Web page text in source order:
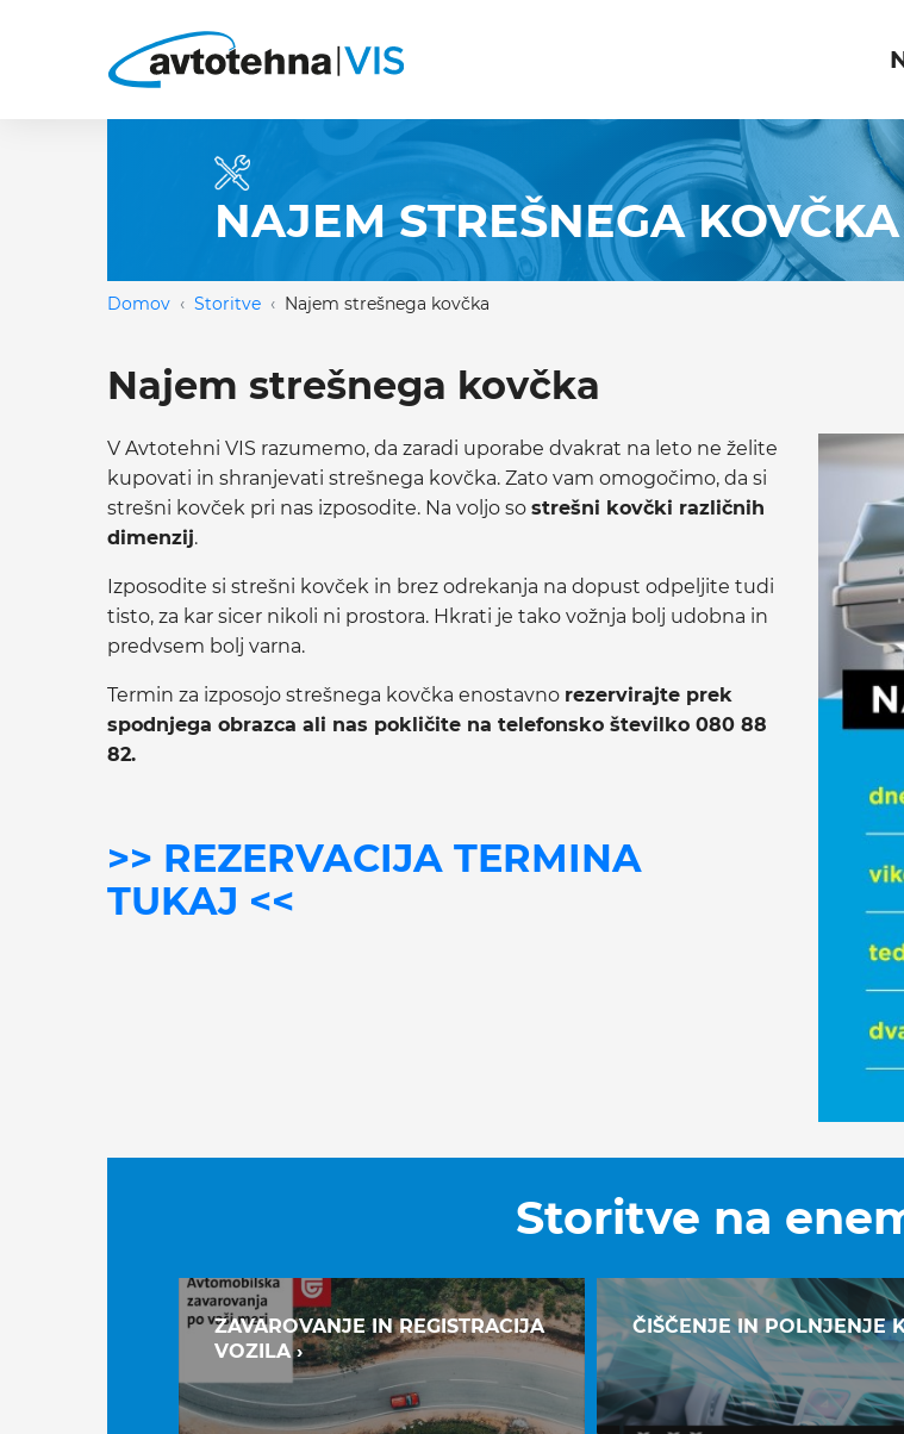
NAJEM STREŠNEGA KOVČKA
Domov Storitve Najem strešnega kovčka
Najem strešnega kovčka
V Avtotehni VIS razumemo, da zaradi uporabe dvakrat na leto ne želite
kupovati in shranjevati strešnega kovčka. Zato vam omogočimo, da si
strešni kovček pri nas izposodite. Na voljo so strešni kovčki različnih
dimenzij.
Izposodite si strešni kovček in brez odrekanja na dopust odpeljite tudi
tisto, za kar sicer nikoli ni prostora. Hkrati je tako vožnja bolj udobna in
predvsem bolj varna.
Termin za izposojo strešnega kovčka enostavno rezervirajte prek
spodnjega obrazca ali nas pokličite na telefonsko številko 080 88
82.
>> REZERVACIJA TERMINA
TUKAJ <<
Storitve na
ZAVAROVANJE IN REGISTRACIJA
VOZILA ›
ČIŠČENJE IN POLNJENJE